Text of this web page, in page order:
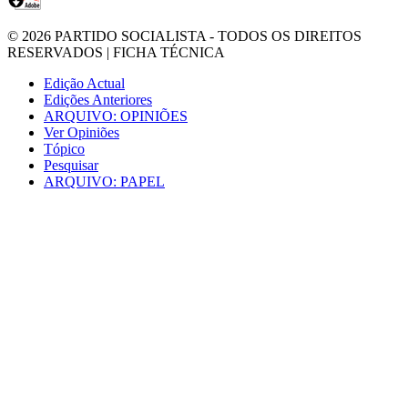
© 2026 PARTIDO SOCIALISTA - TODOS OS DIREITOS
RESERVADOS | FICHA TÉCNICA
Edição Actual
Edições Anteriores
ARQUIVO: OPINIÕES
Ver Opiniões
Tópico
Pesquisar
ARQUIVO: PAPEL